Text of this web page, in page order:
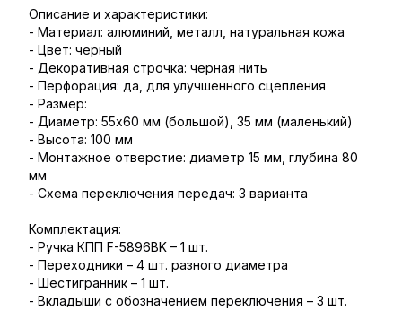
Описание и характеристики:
- Материал: алюминий, металл, натуральная кожа
- Цвет: черный
- Декоративная строчка: черная нить
- Перфорация: да, для улучшенного сцепления
- Размер:
- Диаметр: 55х60 мм (большой), 35 мм (маленький)
- Высота: 100 мм
- Монтажное отверстие: диаметр 15 мм, глубина 80
мм
- Схема переключения передач: 3 варианта
Комплектация:
- Ручка КПП F-5896BK – 1 шт.
- Переходники – 4 шт. разного диаметра
- Шестигранник – 1 шт.
- Вкладыши с обозначением переключения – 3 шт.